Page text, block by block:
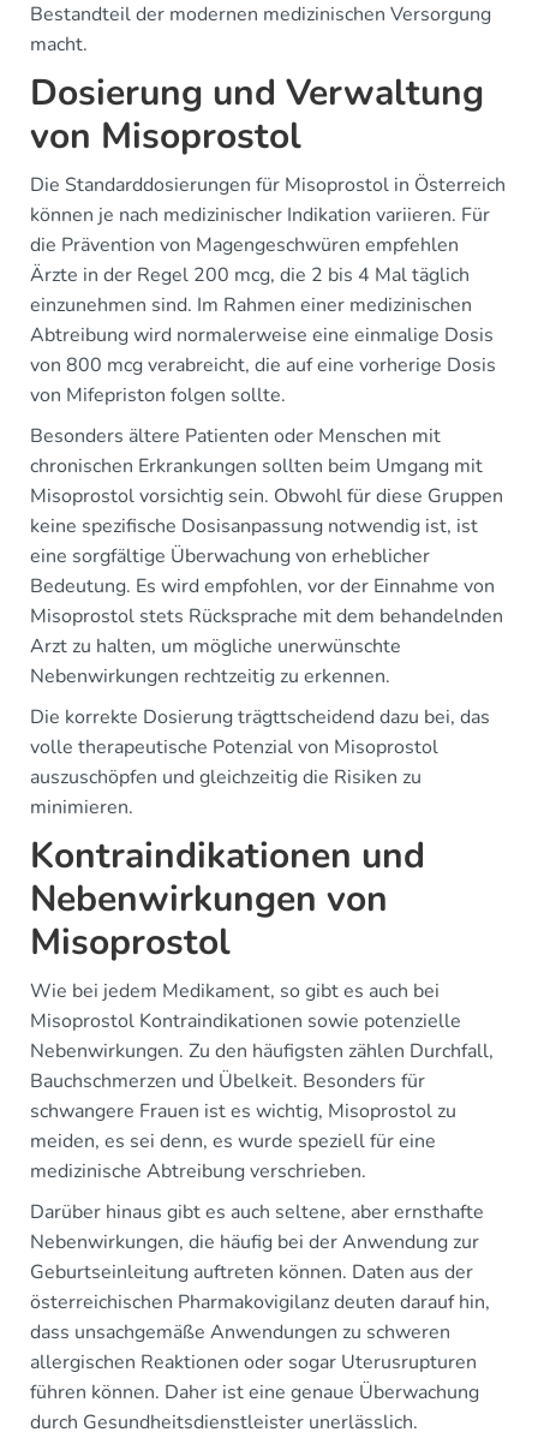
Bestandteil der modernen medizinischen Versorgung
macht.
Dosierung und Verwaltung
von Misoprostol
Die Standarddosierungen für Misoprostol in Österreich
können je nach medizinischer Indikation variieren. Für
die Prävention von Magengeschwüren empfehlen
Ärzte in der Regel 200 mcg, die 2 bis 4 Mal täglich
einzunehmen sind. Im Rahmen einer medizinischen
Abtreibung wird normalerweise eine einmalige Dosis
von 800 mcg verabreicht, die auf eine vorherige Dosis
von Mifepriston folgen sollte.
Besonders ältere Patienten oder Menschen mit
chronischen Erkrankungen sollten beim Umgang mit
Misoprostol vorsichtig sein. Obwohl für diese Gruppen
keine spezifische Dosisanpassung notwendig ist, ist
eine sorgfältige Überwachung von erheblicher
Bedeutung. Es wird empfohlen, vor der Einnahme von
Misoprostol stets Rücksprache mit dem behandelnden
Arzt zu halten, um mögliche unerwünschte
Nebenwirkungen rechtzeitig zu erkennen.
Die korrekte Dosierung trägttscheidend dazu bei, das
volle therapeutische Potenzial von Misoprostol
auszuschöpfen und gleichzeitig die Risiken zu
minimieren.
Kontraindikationen und
Nebenwirkungen von
Misoprostol
Wie bei jedem Medikament, so gibt es auch bei
Misoprostol Kontraindikationen sowie potenzielle
Nebenwirkungen. Zu den häufigsten zählen Durchfall,
Bauchschmerzen und Übelkeit. Besonders für
schwangere Frauen ist es wichtig, Misoprostol zu
meiden, es sei denn, es wurde speziell für eine
medizinische Abtreibung verschrieben.
Darüber hinaus gibt es auch seltene, aber ernsthafte
Nebenwirkungen, die häufig bei der Anwendung zur
Geburtseinleitung auftreten können. Daten aus der
österreichischen Pharmakovigilanz deuten darauf hin,
dass unsachgemäße Anwendungen zu schweren
allergischen Reaktionen oder sogar Uterusrupturen
führen können. Daher ist eine genaue Überwachung
durch Gesundheitsdienstleister unerlässlich.